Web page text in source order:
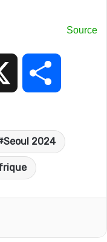
Source
r
Seoul 2024